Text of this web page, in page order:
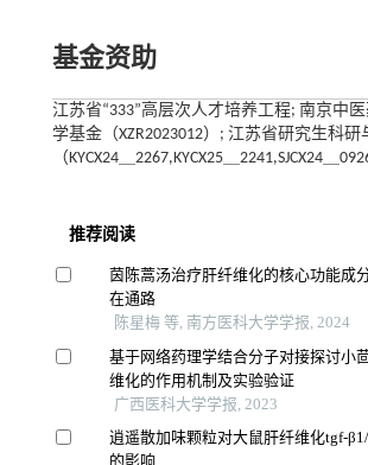
基金资助
江苏省“333”高层次人才培养工程; 南京中
学基金（XZR2023012）; 江苏省研究生科研
（KYCX24＿2267,KYCX25＿2241,SJCX24＿